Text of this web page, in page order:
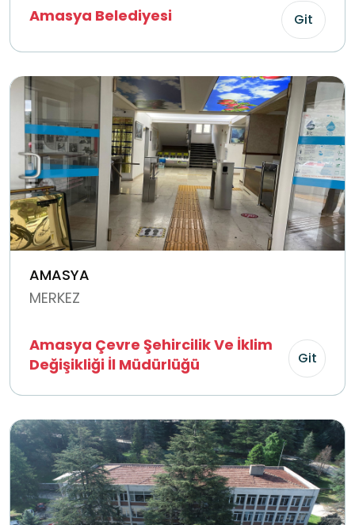
Amasya Belediyesi Git
AMASYA
MERKEZ
Amasya Çevre Şehircilik Ve İklim
Değişikliği İl Müdürlüğü
Git